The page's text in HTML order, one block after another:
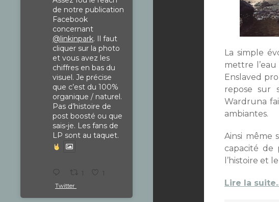
de notre publication
Facebook
concernant
@linkinpark. Il faut
cliquer sur la photo
et vous avez les
chiffres en bas du
visuel. Je précise
que c’est du 100%
organique / naturel.
Pas d’histoire de
post boosté ou que
sais-je. Les fans de
LP sont au taquet.
1 1
Twitter
La simple
mettre l’eau
Enslaved
repose sur
Wardruna
ambiantes.
Ainsi même
capacité de
l’histoire et
Lire la